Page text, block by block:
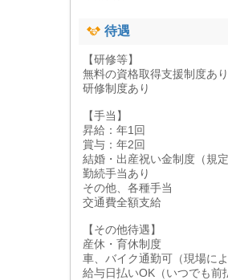
待遇
【研修等】
無料の資格取得支援制度あり
研修制度あり
【手当】
昇給：年1回
賞与：年2回
結婚・出産祝い金制度（規定
勤続手当あり
その他、各種手当
交通費全額支給
【その他待遇】
産休・育休制度
車、バイク通勤可（現場に
給与日払いOK（いつでも前